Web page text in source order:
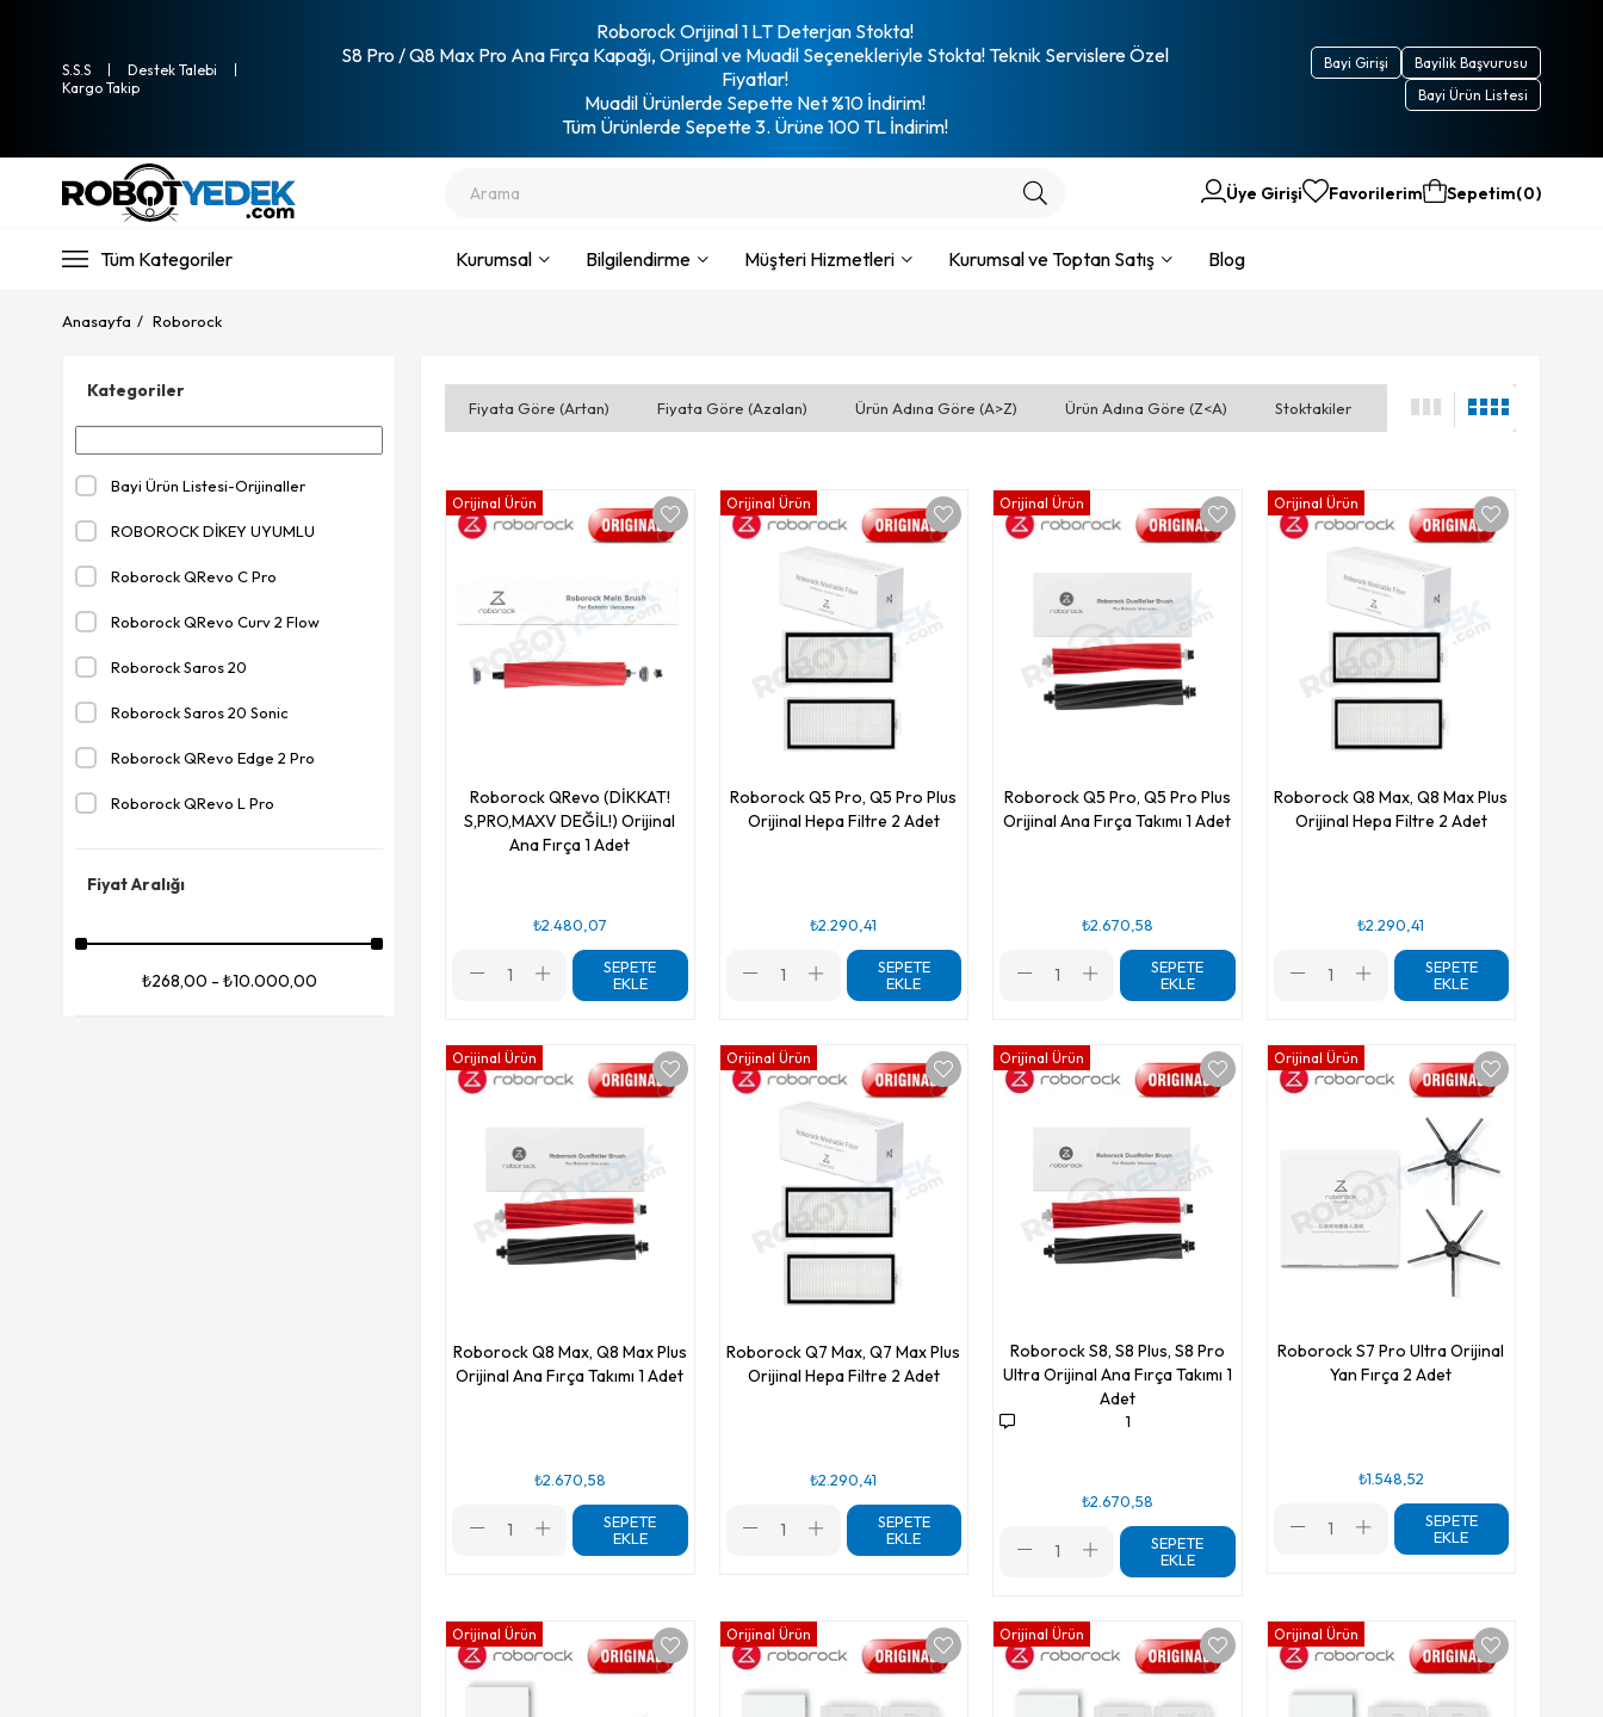
S.S.S
Destek Talebi
Kargo Takip
Roborock Orijinal 1 LT Deterjan Stokta!
S8 Pro / Q8 Max Pro Ana Fırça Kapağı, Orijinal ve Muadil Seçenekleriyle Stokta! Teknik Servislere Özel
Fiyatlar!
Muadil Ürünlerde Sepette Net %10 İndirim!
Tüm Ürünlerde Sepette 3. Ürüne 100 TL İndirim!
Bayilik Başvurusu
Bayi Girişi
Bayi Ürün Listesi
Üye Girişi Favorilerim Sepetim 0
Tüm Kategoriler Kurumsal Bilgilendirme Müşteri Hizmetleri Kurumsal ve Toptan Satış Blog
Anasayfa Roborock
Kategoriler
Bayi Ürün Listesi-Orijinaller
ROBOROCK DİKEY UYUMLU
Roborock QRevo C Pro
Roborock QRevo Curv 2 Flow
Roborock Saros 20
Roborock Saros 20 Sonic
Roborock QRevo Edge 2 Pro
Roborock QRevo L Pro
Roborock Dyad
ROBOROCK UYUMLU
Roborock QRevo C
Fiyat Aralığı
₺268,00 - ₺10.000,00
Fiyata Göre (Artan) Fiyata Göre (Azalan) Ürün Adına Göre (A>Z) Ürün Adına Göre (Z<A) Stoktakiler
Roborock QRevo (DİKKAT!
S,PRO,MAXV DEĞİL!) Orijinal
Ana Fırça 1 Adet
₺2.480,07
SEPETE
EKLE
Orijinal Ürün
Roborock Q5 Pro, Q5 Pro Plus
Orijinal Hepa Filtre 2 Adet
₺2.290,41
SEPETE
EKLE
Orijinal Ürün
Roborock Q5 Pro, Q5 Pro Plus
Orijinal Ana Fırça Takımı 1 Adet
₺2.670,58
SEPETE
EKLE
Orijinal Ürün
Roborock Q8 Max, Q8 Max Plus
Orijinal Hepa Filtre 2 Adet
₺2.290,41
SEPETE
EKLE
Orijinal Ürün
Roborock Q8 Max, Q8 Max Plus
Orijinal Ana Fırça Takımı 1 Adet
₺2.670,58
SEPETE
EKLE
Orijinal Ürün
Roborock Q7 Max, Q7 Max Plus
Orijinal Hepa Filtre 2 Adet
₺2.290,41
SEPETE
EKLE
Orijinal Ürün
Roborock S8, S8 Plus, S8 Pro
Ultra Orijinal Ana Fırça Takımı 1
Adet
1
₺2.670,58
SEPETE
EKLE
Orijinal Ürün
Roborock S7 Pro Ultra Orijinal
Yan Fırça 2 Adet
₺1.548,52
SEPETE
EKLE
Orijinal Ürün
Orijinal Ürün Orijinal Ürün Orijinal Ürün Orijinal Ürün